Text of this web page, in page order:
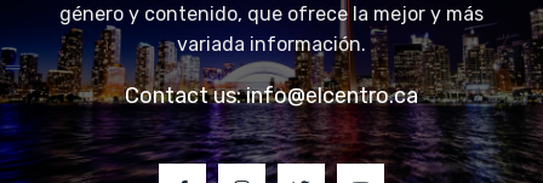
género y contenido, que ofrece la mejor y más
variada información.
Contact us:info@elcentro.ca